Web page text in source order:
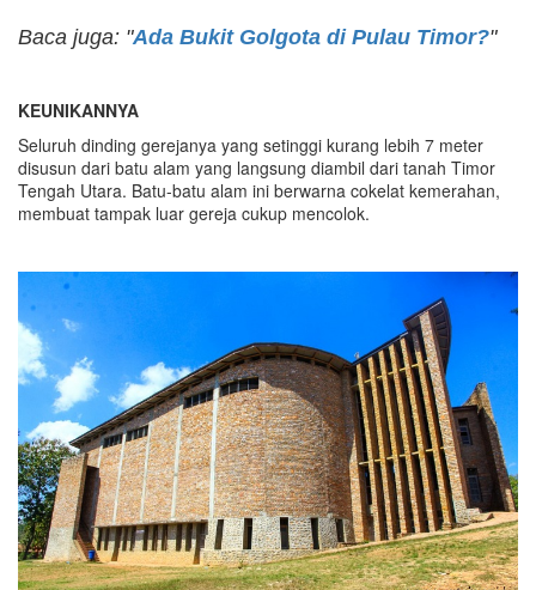
Baca juga: "Ada Bukit Golgota di Pulau Timor?"
KEUNIKANNYA
Seluruh dinding gerejanya yang setinggi kurang lebih 7 meter
disusun dari batu alam yang langsung diambil dari tanah Timor
Tengah Utara. Batu-batu alam ini berwarna cokelat kemerahan,
membuat tampak luar gereja cukup mencolok.